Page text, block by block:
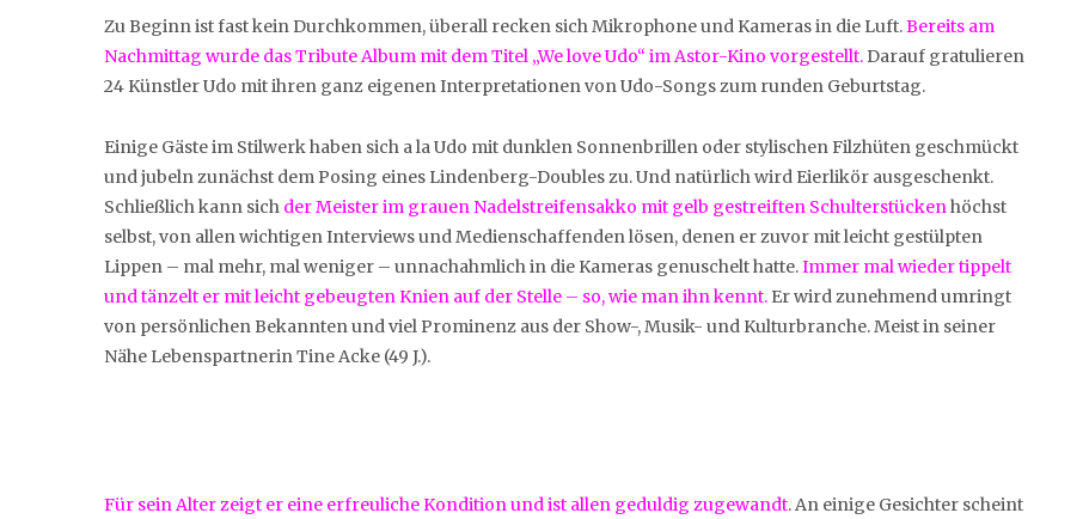
Zu Beginn ist fast kein Durchkommen, überall recken sich Mikrophone und Kameras in die Luft.Bereits am
Nachmittag wurde das Tribute Album mit dem Titel „We love Udo“ im Astor-Kino vorgestellt.Darauf gratulieren
24 Künstler Udo mit ihren ganz eigenen Interpretationen von Udo-Songs zum runden Geburtstag.
Einige Gäste im Stilwerk haben sich a la Udo mit dunklen Sonnenbrillen oder stylischen Filzhüten geschmückt
und jubeln zunächst dem Posing eines Lindenberg-Doubles zu. Und natürlich wird Eierlikör ausgeschenkt.
Schließlich kann sich der Meister im grauen Nadelstreifensakko mit gelb gestreiften Schulterstückenhöchst
selbst, von allen wichtigen Interviews und Medienschaffenden lösen, denen er zuvor mit leicht gestülpten
Lippen – mal mehr, mal weniger – unnachahmlich in die Kameras genuschelt hatte.Immer mal wieder tippelt
und tänzelt er mit leicht gebeugten Knien auf der Stelle – so, wie man ihn kennt. Er wird zunehmend umringt
von persönlichen Bekannten und viel Prominenz aus der Show-, Musik- und Kulturbranche. Meist in seiner
Nähe Lebenspartnerin Tine Acke (49 J.).
Für sein Alter zeigt er eine erfreuliche Kondition und ist allen geduldig zugewandt. An einige Gesichter scheint